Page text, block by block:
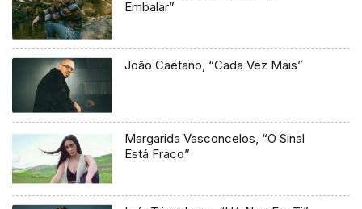
Embalar”
João Caetano, “Cada Vez Mais”
Margarida Vasconcelos, “O Sinal
Está Fraco”